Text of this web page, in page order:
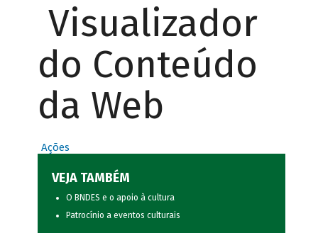
Visualizador
do Conteúdo
da Web
Ações
VEJA TAMBÉM
O BNDES e o apoio à cultura
Patrocínio a eventos culturais